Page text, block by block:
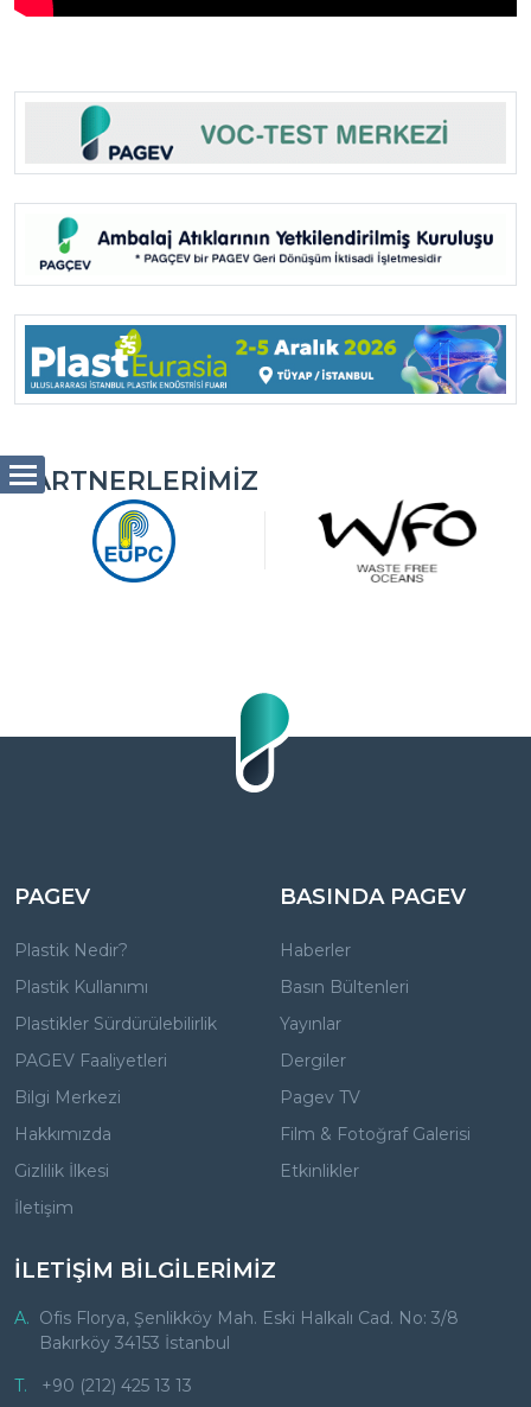
PARTNERLERIMIZ
PAGEV
Plastik Nedir?
Plastik Kullanımı
Plastikler Sürdürülebilirlik
PAGEV Faaliyetleri
Bilgi Merkezi
Hakkımızda
Gizlilik İlkesi
İletişim
BASINDA PAGEV
Haberler
Basın Bültenleri
Yayınlar
Dergiler
Pagev TV
Film & Fotoğraf Galerisi
Etkinlikler
İLETİŞİM BİLGİLERİMİZ
A. Ofis Florya, Şenlikköy Mah. Eski Halkalı Cad. No: 3/8
Bakırköy 34153 İstanbul
T.
+90 (212) 425 13 13